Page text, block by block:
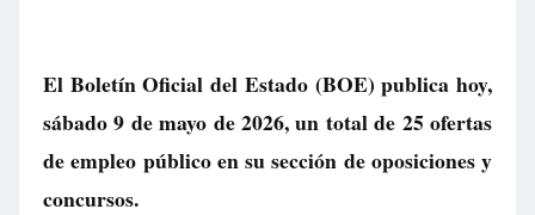
El Boletín Oficial del Estado (BOE) publica hoy,
sábado 9 de mayo de 2026, un total de 25 ofertas
de empleo públicoen su sección de oposiciones y
concursos.